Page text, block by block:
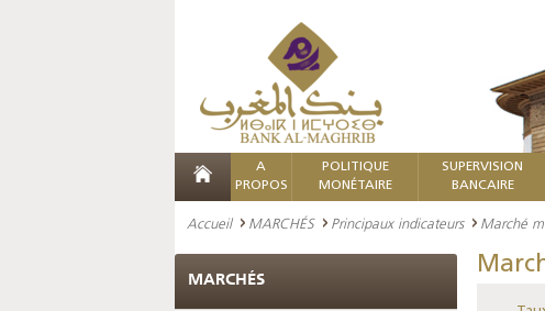
A
PROPOS
POLITIQUE
MONÉTAIRE
SUPERVISION
BANCAIRE
Accueil MARCHÉS Principaux indicateurs Marché
MARCHÉS